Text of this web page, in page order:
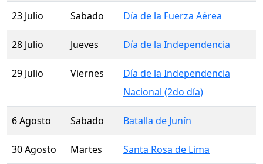
23 Julio Sabado Día de la Fuerza Aérea
28 Julio Jueves Día de la Independencia
29 Julio Viernes
Día de la Independencia
Nacional (2do día)
6 Agosto Sabado Batalla de Junín
30 Agosto Martes Santa Rosa de Lima